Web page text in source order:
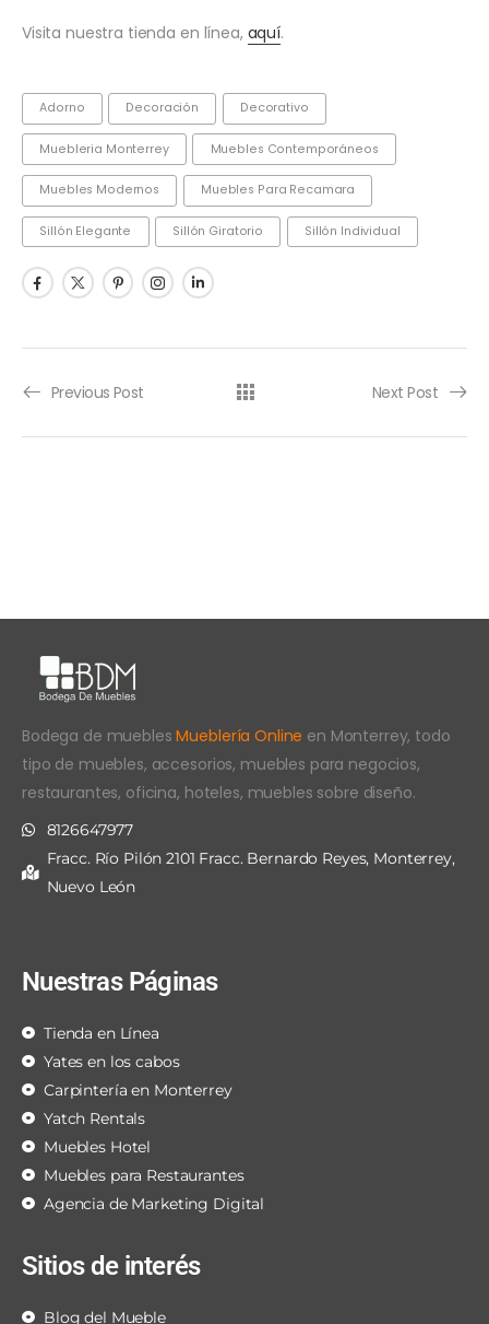
Visita nuestra tienda en línea, aquí.
Adorno Decoración Decorativo
Muebleria Monterrey Muebles Contemporáneos
Muebles Modernos Muebles Para Recamara
Sillón Elegante Sillón Giratorio Sillón Individual
Previous Post Next Post
Bodega de mueblesMueblería Online en Monterrey, todo
tipo de muebles, accesorios, muebles para negocios,
restaurantes, oficina, hoteles, muebles sobre diseño.
8126647977
Fracc. Río Pilón 2101 Fracc. Bernardo Reyes, Monterrey,
Nuevo León
Nuestras Páginas
Tienda en Línea
Yates en los cabos
Carpintería en Monterrey
Yatch Rentals
Muebles Hotel
Muebles para Restaurantes
Agencia de Marketing Digital
Sitios de interés
Blog del Mueble